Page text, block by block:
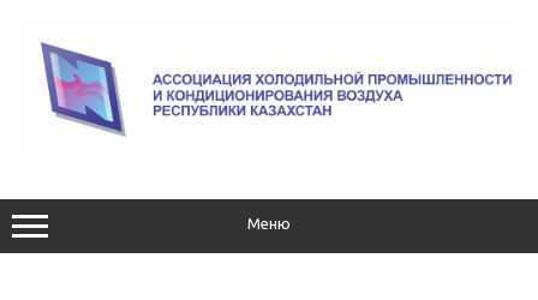
содержимому
Меню